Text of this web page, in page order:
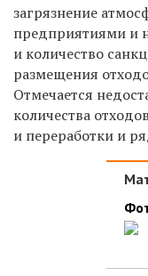
загрязнение
предприятиями и
и количество
размещения
Отмечается
количества
и переработки и